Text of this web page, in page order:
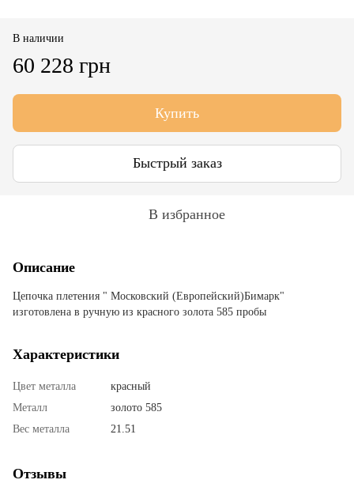
В наличии
60 228 грн
Купить
Быстрый заказ
В избранное
Описание
Цепочка плетения " Московский (Европейский)Бимарк"
изготовлена в ручную из красного золота 585 пробы
Характеристики
Цвет металла
красный
Металл
золото 585
Вес металла
21.51
Отзывы